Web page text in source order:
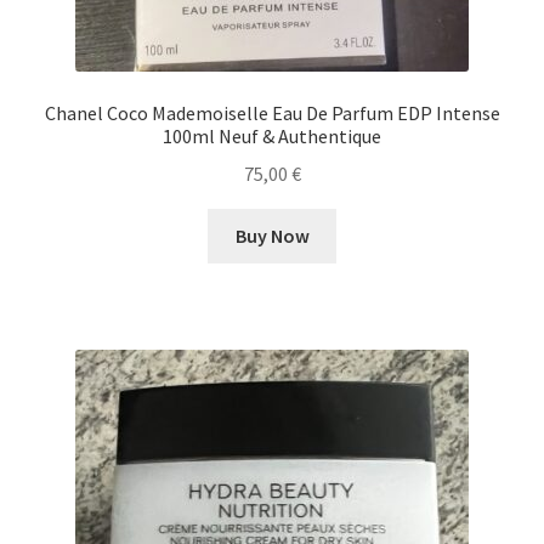
Chanel Coco Mademoiselle Eau De Parfum EDP Intense
100ml Neuf & Authentique
75,00 €
Buy Now